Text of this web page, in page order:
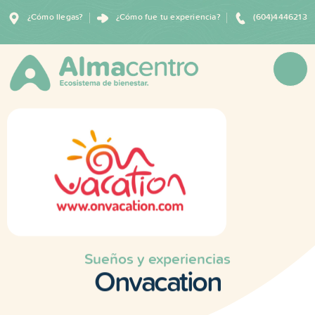
¿Cómo llegas? ¿Cómo fue tu experiencia? (604)4446213
Sueños y experiencias
Onvacation